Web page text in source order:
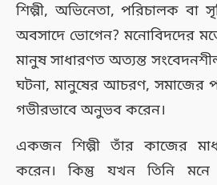
শিল্পী, অভিনেতা, পরিচালক বা
অবসাদে ভোগেন? মনোবিদদের
মানুষ সাধারণত অত্যন্ত
ঘটনা, মানুষের আচরণ, সমাজের
গভীরভাবে অনুভব করেন।
একজন শিল্পী তাঁর কাজের
করেন। কিন্তু যখন তিনি মনে